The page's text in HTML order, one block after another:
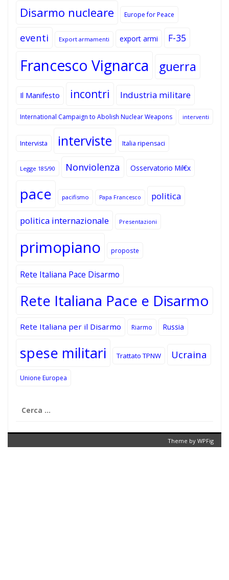
Disarmo nucleare Europe for Peace
eventi Export armamenti export armi F-35
Francesco Vignarca guerra
Il Manifesto incontri Industria militare
International Campaign to Abolish Nuclear Weapons interventi
Intervista interviste Italia ripensaci
Legge 185/90 Nonviolenza Osservatorio Mil€x
pace pacifismo Papa Francesco politica
politica internazionale Presentazioni
primopiano proposte
Rete Italiana Pace Disarmo
Rete Italiana Pace e Disarmo
Rete Italiana per il Disarmo Riarmo Russia
spese militari Trattato TPNW Ucraina
Unione Europea
per:
Theme by WPFig